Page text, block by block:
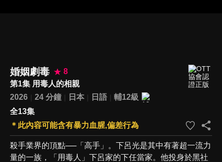
婚姻劇毒
8
第1集 用毒人的相親
2026
24 分鐘 日本 日語
輔12級
全13集
＊此內容可能含有暴力血腥,偏差行為
殺手業界的頂點──「高手」。下呂光是其中有著超一流力
量的一族，「用毒人」下呂家的下任當家。他投身於黑社